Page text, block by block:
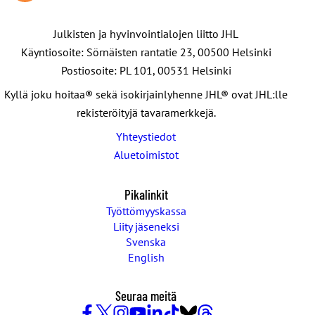
etukäteen tiedossa. Perhepäivähoitajan aloittaessa työt
kello 7.30, joko esimiehen erillisen luvan myötä tai
työnantajan valmiiden toimintatapojen mahdollistamana,
alkaa työaika jo kello 7.30. Tällaisessa tapauksessa
työvuoroon on tehty tosiasiallisesti muutos
perhepäivähoitajan suostumuksella.
työpalaveri työajaksi luettavaa aikaa?
Kyllä on, jos perhepäivähoitaja on velvoitettu
Perhepäivähoitajan työvuoro loppuu työvuoroluettelon mukaan
Julkisten ja hyvinvointialojen liitto JHL
Käyntiosoite: Sörnäisten rantatie 23, 00500 Helsinki
Postiosoite: PL 101, 00531 Helsinki
Kyllä joku hoitaa® sekä isokirjainlyhenne JHL® ovat JHL:lle
rekisteröityjä tavaramerkkejä.
Yhteystiedot
Aluetoimistot
Pikalinkit
Työttömyyskassa
Liity jäseneksi
Svenska
English
Seuraa meitä